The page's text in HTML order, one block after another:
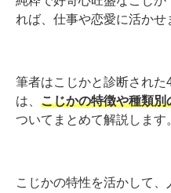
れば、仕事や恋愛に活かせ
筆者はこじかと診断され
は、 こじかの特徴や種類
ついてまとめて解説します
こじかの特性を活かして、